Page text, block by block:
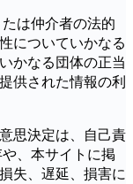
は仲介者の法的
についていかなる
かなる団体の正当
供された情報の利
思決定は、自己責
、本サイトに掲
失、遅延、損害に